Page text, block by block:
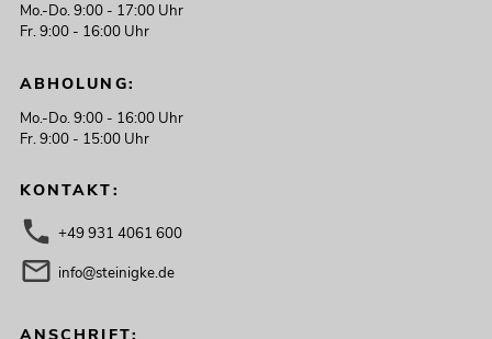
Mo.-Do. 9:00 - 17:00 Uhr
Fr. 9:00 - 16:00 Uhr
ABHOLUNG:
Mo.-Do. 9:00 - 16:00 Uhr
Fr. 9:00 - 15:00 Uhr
KONTAKT:
+49 931 4061 600
info@steinigke.de